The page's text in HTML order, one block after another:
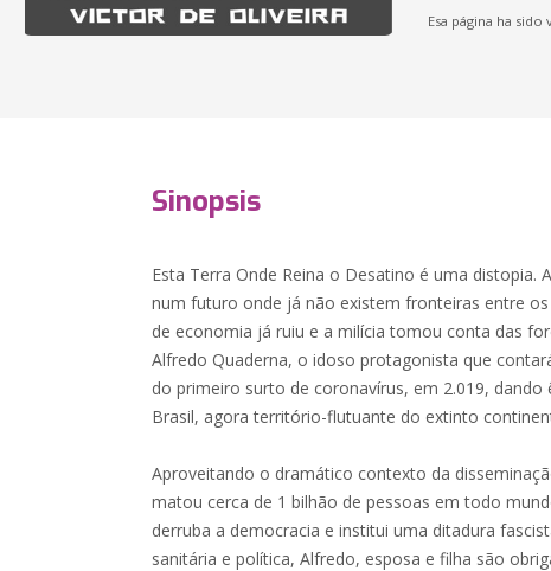
Esa página ha sido
Sinopsis
Esta Terra Onde Reina o Desatino é uma distopia.
num futuro onde já não existem fronteiras entre
de economia já ruiu e a milícia tomou conta das
Alfredo Quaderna, o idoso protagonista que
do primeiro surto de coronavírus, em 2.019,
Brasil, agora território-flutuante do extinto
Aproveitando o dramático contexto da
matou cerca de 1 bilhão de pessoas em todo
derruba a democracia e institui uma ditadura
sanitária e política, Alfredo, esposa e filha são